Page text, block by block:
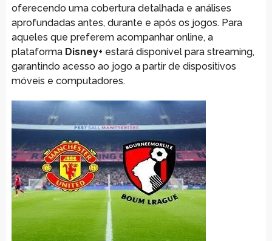
oferecendo uma cobertura detalhada e análises
aprofundadas antes, durante e após os jogos. Para
aqueles que preferem acompanhar online, a
plataforma Disney+ estará disponível para streaming,
garantindo acesso ao jogo a partir de dispositivos
móveis e computadores.